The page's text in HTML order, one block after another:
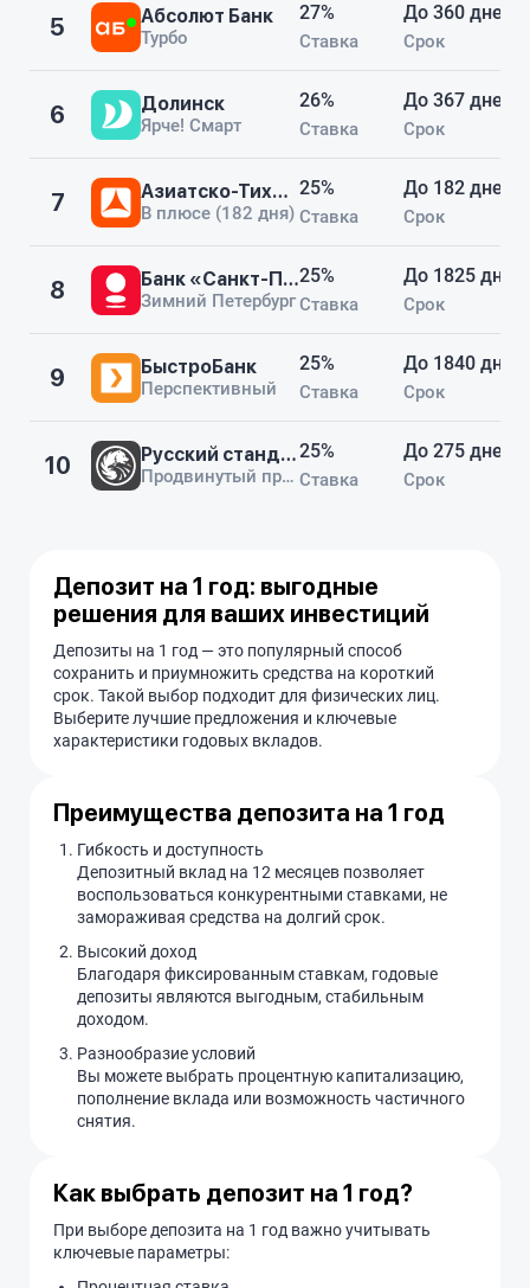
5 Абсолют Банк
Турбо
27%
Ставка
До 360 дней
Срок
6 Долинск
Ярче! Смарт
26%
Ставка
До 367 дней
Срок
7 Азиатско-Тихоокеанский Банк
В плюсе (182 дня)
25%
Ставка
До 182 дней
Срок
8 Банк «Санкт-Петербург»
Зимний Петербург
25%
Ставка
До 1825 дней
Срок
9 БыстроБанк
Перспективный
25%
Ставка
До 1840 дней
Срок
10 Русский стандарт
Продвинутый процент (275 дней)
25%
Ставка
До 275 дней
Срок
Депозит на 1 год: выгодные
решения для ваших инвестиций
Депозиты на 1 год — это популярный способ
сохранить и приумножить средства на короткий
срок. Такой выбор подходит для физических лиц.
Выберите лучшие предложения и ключевые
характеристики годовых вкладов.
Преимущества депозита на 1 год
Гибкость и доступность
Депозитный вклад на 12 месяцев позволяет
воспользоваться конкурентными ставками, не
замораживая средства на долгий срок.
Высокий доход
Благодаря фиксированным ставкам, годовые
депозиты являются выгодным, стабильным
доходом.
Разнообразие условий
Вы можете выбрать процентную капитализацию,
пополнение вклада или возможность частичного
снятия.
Как выбрать депозит на 1 год?
При выборе депозита на 1 год важно учитывать
ключевые параметры: